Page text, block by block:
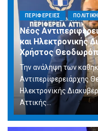
ΠΕΡΙΦΕΡΕΙΕΣ ΠΟΛΙΤΙΚΗ
Νέος
και Ηλεκτρονικής
Χρήστος
Την ανάληψη των
Αντιπεριφερειάρχης
Ηλεκτρονικής
Αττικής...